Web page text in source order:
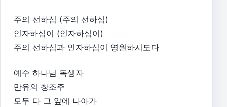
주의 선하심 (주의 선하심)
인자하심이 (인자하심이)
주의 선하심과 인자하심이 영원하시도다
예수 하나님 독생자
만유의 창조주
모두 다 그 앞에 나아가